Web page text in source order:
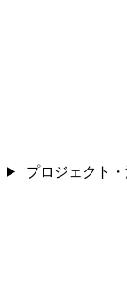
プロジェクト